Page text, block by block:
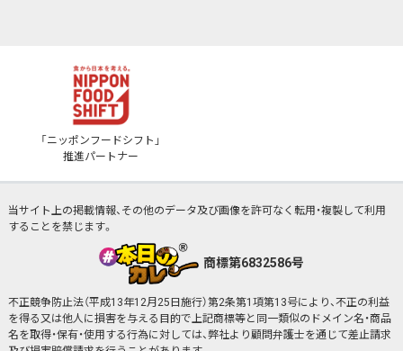
「ニッポンフードシフト」
推進パートナー
当サイト上の掲載情報、その他のデータ及び画像を許可なく転用・複製して利用
することを禁じます。
商標第6832586号
不正競争防止法（平成13年12月25日施行）第2条第1項第13号により、不正の利益
を得る又は他人に損害を与える目的で上記商標等と同一類似のドメイン名・商品
名を取得・保有・使用する行為に対しては、弊社より顧問弁護士を通じて差止請求